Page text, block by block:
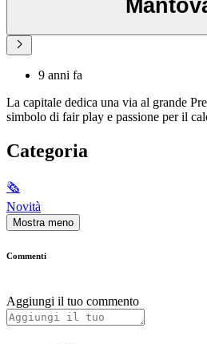
9 anni fa
La capitale dedica una via al grande
simbolo di fair play e passione per il
Categoria
🗞
Novità
Mostra meno
Commenti
Aggiungi il tuo commento